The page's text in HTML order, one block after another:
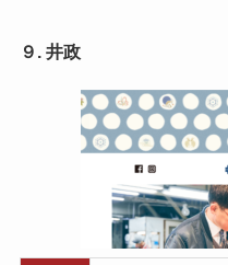
９. 井政